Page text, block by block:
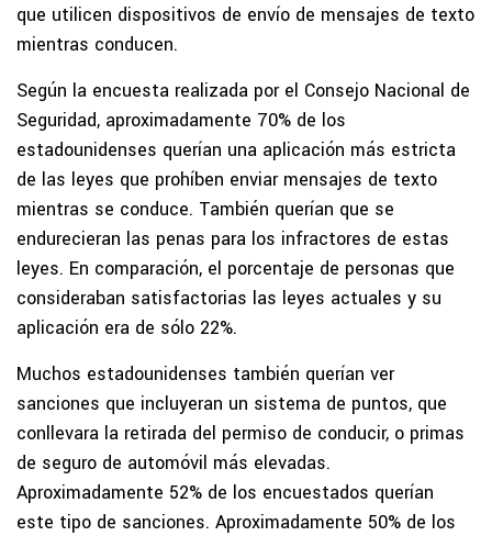
que utilicen dispositivos de envío de mensajes de texto
mientras conducen.
Según la encuesta realizada por el Consejo Nacional de
Seguridad, aproximadamente 70% de los
estadounidenses querían una aplicación más estricta
de las leyes que prohíben enviar mensajes de texto
mientras se conduce. También querían que se
endurecieran las penas para los infractores de estas
leyes. En comparación, el porcentaje de personas que
consideraban satisfactorias las leyes actuales y su
aplicación era de sólo 22%.
Muchos estadounidenses también querían ver
sanciones que incluyeran un sistema de puntos, que
conllevara la retirada del permiso de conducir, o primas
de seguro de automóvil más elevadas.
Aproximadamente 52% de los encuestados querían
este tipo de sanciones. Aproximadamente 50% de los